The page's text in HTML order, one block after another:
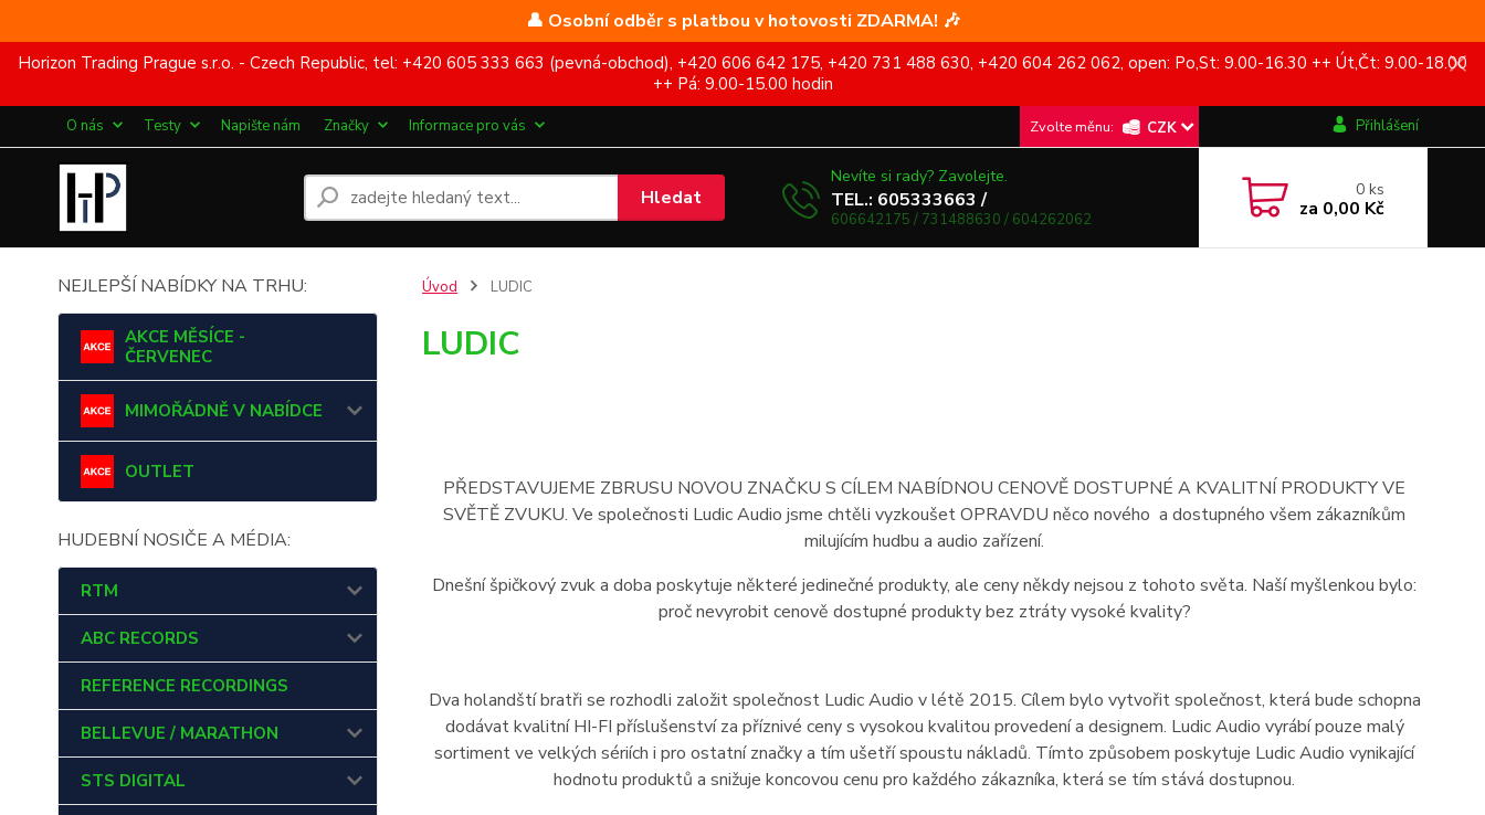
👤 Osobní odběr s platbou v hotovosti ZDARMA! 🎶
Horizon Trading Prague s.r.o. - Czech Republic, tel: +420 605 333 663 (pevná-obchod), +420 606 642 175, +420 731 488 630, +420 604 262 062, open: Po,St: 9.00-16.30 ++ Út,Čt: 9.00-18.00
++ Pá: 9.00-15.00 hodin
O nás Testy Napište nám Značky Informace pro vás CZK Přihlášení
Hledat
Nevíte si rady? Zavolejte.
TEL.: 605333663 /
606642175 / 731488630 / 604262062
0ks
za 0,00 Kč
NEJLEPŠÍ NABÍDKY NA TRHU:
AKCE MĚSÍCE -
ČERVENEC
MIMOŘÁDNĚ V NABÍDCE
OUTLET
HUDEBNÍ NOSIČE A MÉDIA:
RTM
ABC RECORDS
REFERENCE RECORDINGS
BELLEVUE / MARATHON
STS DIGITAL
Úvod LUDIC
LUDIC
PŘEDSTAVUJEME ZBRUSU NOVOU ZNAČKU S CÍLEM NABÍDNOU CENOVĚ DOSTUPNÉ A KVALITNÍ PRODUKTY VE
SVĚTĚ ZVUKU. Ve společnosti LudicAudio jsme chtěli vyzkoušet OPRAVDU něco nového a dostupného všem zákazníkům
milujícím hudbu a audio zařízení.
Dnešní špičkový zvuk a doba poskytuje některé jedinečné produkty, ale ceny někdy nejsou z tohoto světa. Naší myšlenkou bylo:
proč nevyrobit cenově dostupné produkty bez ztráty vysoké kvality?
Dva holandští bratři se rozhodli založit společnost Ludic Audio v létě 2015. Cílem bylo vytvořit společnost, která bude schopna
dodávat kvalitní HI-FI příslušenství za příznivé ceny s vysokou kvalitou provedení a designem. LudicAudio vyrábí pouze malý
sortiment ve velkých sériích i pro ostatní značky a tím ušetří spoustu nákladů. Tímto způsobem poskytuje LudicAudio vynikající
hodnotu produktů a snižuje koncovou cenu pro každého zákazníka, která se tím stává dostupnou.